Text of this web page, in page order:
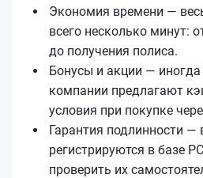
Экономия времени —
всего несколько минут:
до получения полиса.
Бонусы и акции —
компании предлагают
условия при покупке
Гарантия подлинности —
регистрируются в базе
проверить их